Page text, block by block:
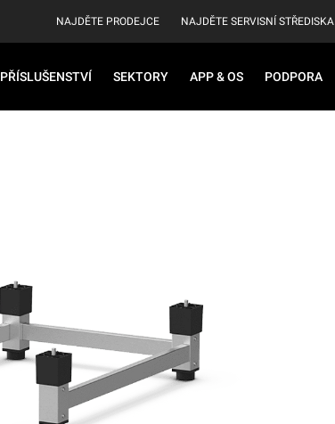
NAJDĚTE PRODEJCE NAJDĚTE SERVISNÍ STŘEDISKA
PŘÍSLUŠENSTVÍ SEKTORY APP & OS PODPORA